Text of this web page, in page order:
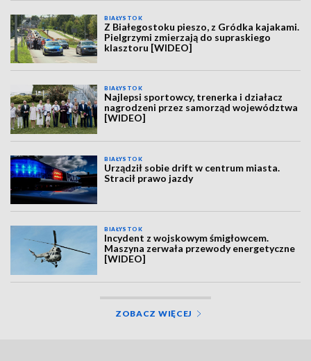
BIAŁYSTOK
Z Białegostoku pieszo, z Gródka kajakami.
Pielgrzymi zmierzają do supraskiego
klasztoru [WIDEO]
BIAŁYSTOK
Najlepsi sportowcy, trenerka i działacz
nagrodzeni przez samorząd województwa
[WIDEO]
BIAŁYSTOK
Urządził sobie drift w centrum miasta.
Stracił prawo jazdy
BIAŁYSTOK
Incydent z wojskowym śmigłowcem.
Maszyna zerwała przewody energetyczne
[WIDEO]
ZOBACZ WIĘCEJ